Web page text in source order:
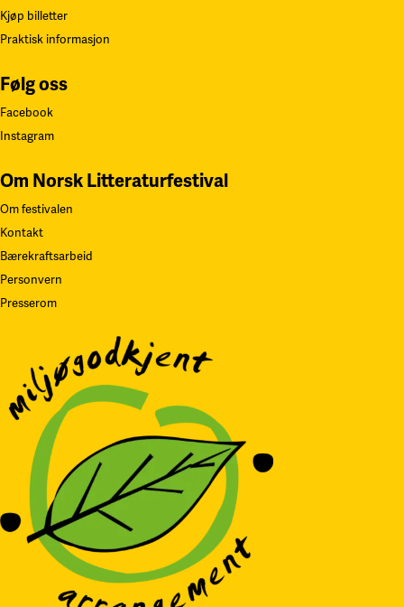
Kjøp billetter
Praktisk informasjon
Følg oss
Facebook
Instagram
Om Norsk Litteraturfestival
Om festivalen
Kontakt
Bærekraftsarbeid
Personvern
Presserom